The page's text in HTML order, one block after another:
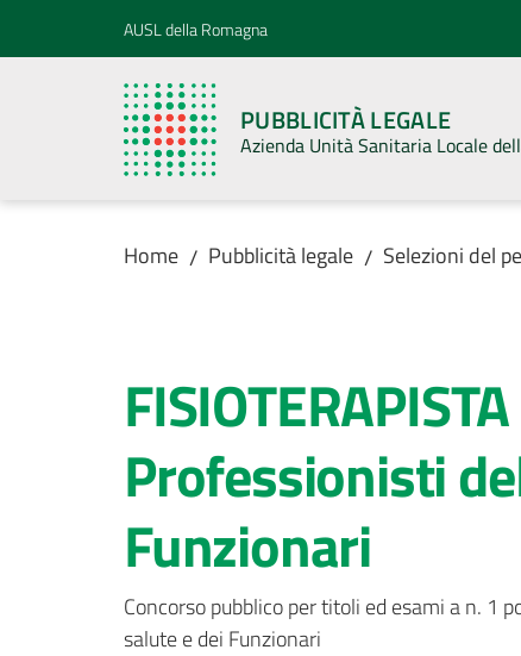
Vai al contenuto
Vai alla navigazioneAUSL della Romagna
PUBBLICITÀ LEGALE
Azienda Unità Sanitaria Locale
Home / Pubblicità legale / Selezioni del
Professionisti
Funzionari
Concorso pubblico per titoli ed esami a n. 1
salute e dei Funzionari